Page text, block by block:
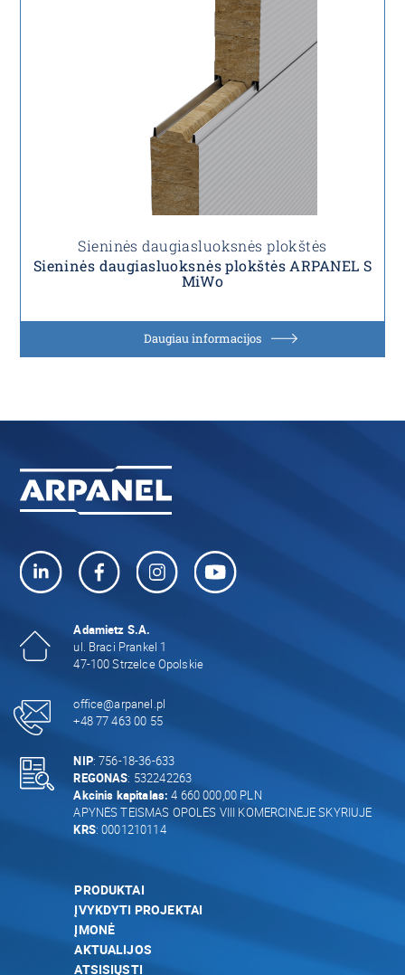
Sieninės daugiasluoksnės plokštės
Sieninės daugiasluoksnės plokštės ARPANEL S
MiWo
Daugiau informacijos
Adamietz S.A.
ul. Braci Prankel 1
47-100 Strzelce Opolskie
office@arpanel.pl
+48 77 463 00 55
NIP: 756-18-36-633
REGONAS: 532242263
Akcinis kapitalas: 4 660 000,00 PLN
APYNĖS TEISMAS OPOLĖS VIII KOMERCINĖJE SKYRIUJE
KRS: 0001210114
PRODUKTAI
ĮVYKDYTI PROJEKTAI
ĮMONĖ
AKTUALIJOS
ATSISIŲSTI